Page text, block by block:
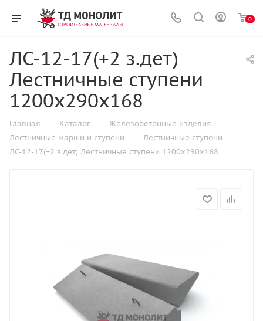
0
ЛС-12-17(+2 з.дет)
Лестничные ступени
1200x290x168
Главная — Каталог — Железобетонные изделия —
Лестничные марши и ступени — Лестничные ступени —
ЛС-12-17(+2 з.дет) Лестничные ступени 1200x290x168